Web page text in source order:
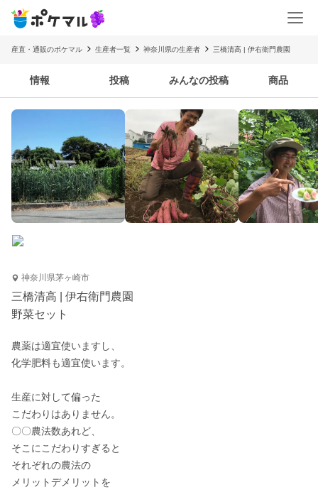
産直・通販のポケマル 生産者一覧 神奈川県の生産者 三橋清高 | 伊右衛門農園
情報 投稿 みんなの投稿 商品
神奈川県茅ヶ崎市
三橋清高 | 伊右衛門農園
野菜セット
農薬は適宜使いますし、
化学肥料も適宜使います。
生産に対して偏った
こだわりはありません。
〇〇農法数あれど、
そこにこだわりすぎると
それぞれの農法の
メリットデメリットを